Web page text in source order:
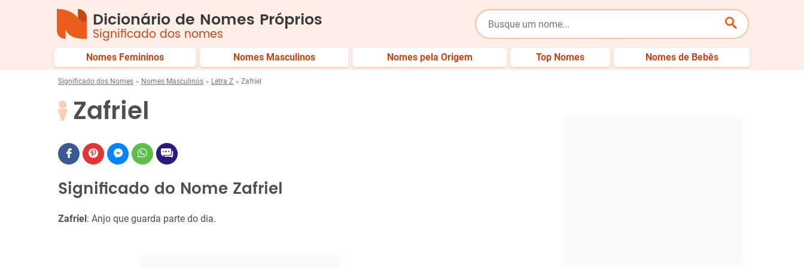
Dicionário de Nomes Próprios
Significado dos nomes
Nomes Femininos Nomes Masculinos Nomes pela Origem Top Nomes Nomes de Bebês
Significado dos Nomes Nomes Masculinos Letra Z Zafriel
Zafriel
Significado do Nome Zafriel
Zafriel: Anjo que guarda parte do dia.